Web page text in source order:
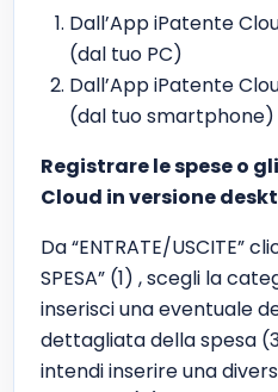
Dall’App iPatente
(dal tuo PC)
Dall’App iPatente
(dal tuo smartphone)
Registrare le spese o
Cloud in versione
Da “ENTRATE/USCITE”
SPESA” (1) , scegli la
inserisci una eventuale
dettagliata della spesa
intendi inserire una